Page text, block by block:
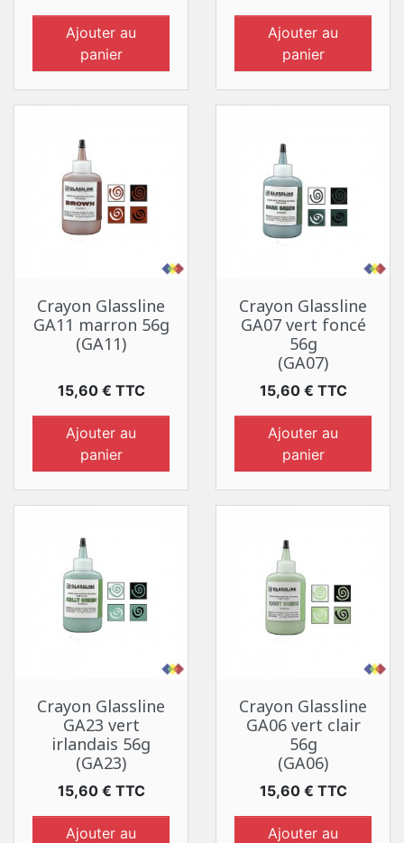
Ajouter au
panier
Ajouter au
panier
Crayon Glassline
GA11 marron 56g
(GA11)
Prix
15,60 € TTC
Ajouter au
panier
Crayon Glassline
GA07 vert foncé
56g
(GA07)
Prix
15,60 € TTC
Ajouter au
panier
Crayon Glassline
GA23 vert
irlandais 56g
(GA23)
Prix
15,60 € TTC
Ajouter au
Crayon Glassline
GA06 vert clair
56g
(GA06)
Prix
15,60 € TTC
Ajouter au